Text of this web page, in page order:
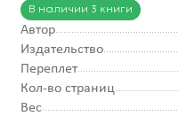
В наличии 3 книги
Автор
Издательство
Переплет
Кол-во страниц
Вес